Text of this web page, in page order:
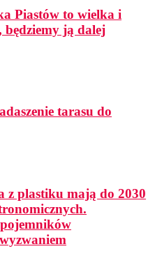
Piastów to wielka i
ją dalej
tarasu do
z plastiku mają do 2030